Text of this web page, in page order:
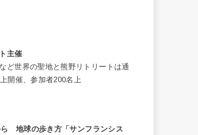
主催
ど世界の聖地と熊野リトリートは通
開催、参加者200名上
ら 地球の歩き方「サンフランシス